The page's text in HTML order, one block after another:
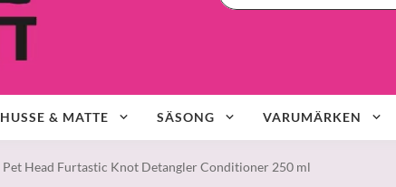
HUSSE & MATTE SÄSONG VARUMÄRKEN
Pet Head Furtastic Knot Detangler Conditioner 250 ml